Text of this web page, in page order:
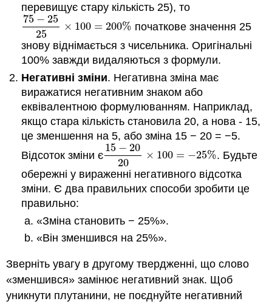
перевищує стару кількість 25), то
75 − 25
25
× 100 = 200%
75−2525 × 100=200%
початкове значення 25
знову віднімається з чисельника. Оригінальні
100% завжди видаляються з формули.
Негативні зміни. Негативна зміна має
виражатися негативним знаком або
еквівалентною формулюванням. Наприклад,
якщо стара кількість становила 20, а нова - 15,
це зменшення на 5, або зміна 15 − 20 = −5.
Відсоток зміни є
15 − 20
20
× 100 = −25%
15−2020 × 100=− 25%
. Будьте
обережні у вираженні негативного відсотка
зміни. Є два правильних способи зробити це
правильно:
«Зміна становить − 25%».
«Він зменшився на 25%».
Зверніть увагу в другому твердженні, що слово
«зменшився» замінює негативний знак. Щоб
уникнути плутанини, не поєднуйте негативний